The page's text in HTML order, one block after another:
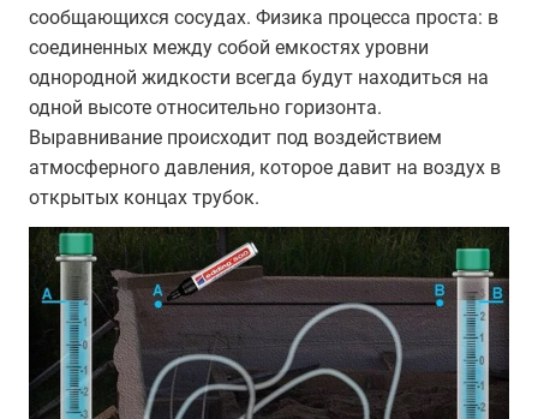
сообщающихся сосудах. Физика процесса проста: в
соединенных между собой емкостях уровни
однородной жидкости всегда будут находиться на
одной высоте относительно горизонта.
Выравнивание происходит под воздействием
атмосферного давления, которое давит на воздух в
открытых концах трубок.